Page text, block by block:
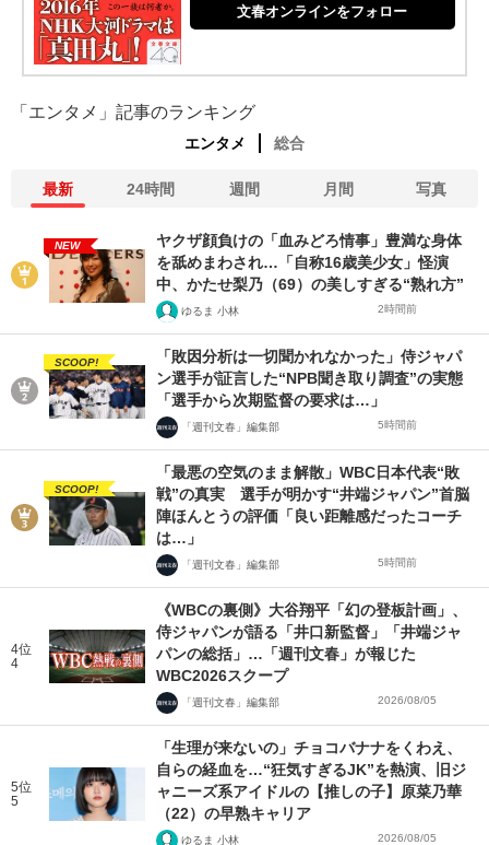
文春オンラインをフォロー
「エンタメ」記事のランキング
エンタメ 総合
最新 24時間 週間 月間 写真
NEW
ヤクザ顔負けの「血みどろ情事」豊満な身体
を舐めまわされ…「自称16歳美少女」怪演
中、かたせ梨乃（69）の美しすぎる“熟れ方”
ゆるま 小林 2時間前
SCOOP!
「敗因分析は一切聞かれなかった」侍ジャパ
ン選手が証言した“NPB聞き取り調査”の実態
「選手から次期監督の要求は…」
「週刊文春」編集部 5時間前
SCOOP!
「最悪の空気のまま解散」WBC日本代表“敗
戦”の真実 選手が明かす“井端ジャパン”首脳
陣ほんとうの評価「良い距離感だったコーチ
は…」
「週刊文春」編集部 5時間前
4位
4
《WBCの裏側》大谷翔平「幻の登板計画」、
侍ジャパンが語る「井口新監督」「井端ジャ
パンの総括」…「週刊文春」が報じた
WBC2026スクープ
「週刊文春」編集部 2026/08/05
5位
5
「生理が来ないの」チョコバナナをくわえ、
自らの経血を…“狂気すぎるJK”を熱演、旧ジ
ャニーズ系アイドルの【推しの子】原菜乃華
（22）の早熟キャリア
ゆるま 小林 2026/08/05